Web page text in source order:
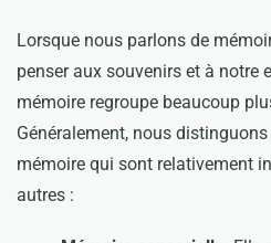
Lorsque nous parlons de
penser aux souvenirs et à notre
mémoire regroupe beaucoup
Généralement, nous
mémoire qui sont relativement
autres :